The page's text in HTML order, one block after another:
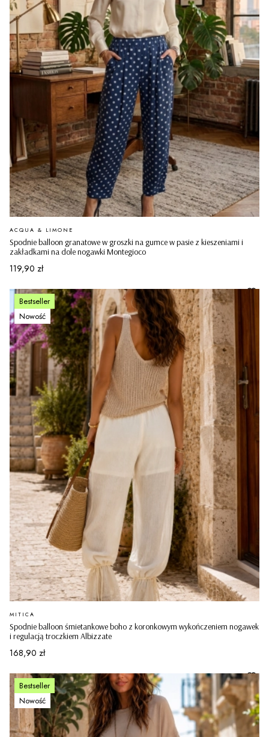
Spodnie balloon granatowe w groszki na gumce w pasie z kieszeniami i
zakładkami na dole nogawki Montegioco
PRODUCENT
ACQUA & LIMONE
Cena
119,90 zł
Bestseller
Nowość
Spodnie balloon śmietankowe boho z koronkowym wykończeniem nogawek
i regulacją troczkiem Albizzate
PRODUCENT
MITICA
Cena
168,90 zł
Bestseller
Nowość